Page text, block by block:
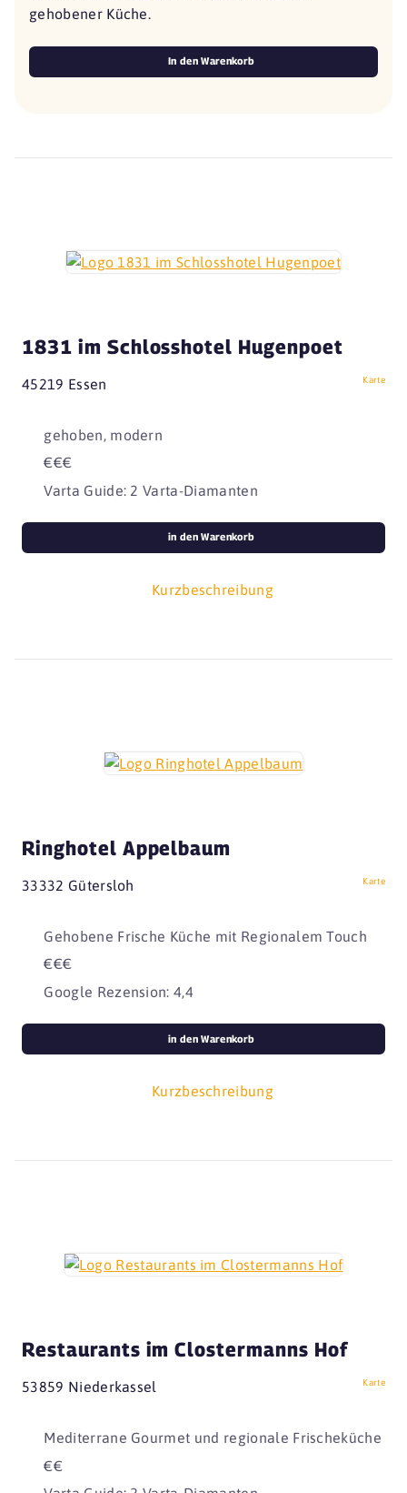
gehobener Küche.
In den Warenkorb
1831 im Schlosshotel Hugenpoet
45219 Essen Karte
gehoben, modern
€€€
Varta Guide: 2 Varta-Diamanten
Kurzbeschreibung
in den Warenkorb
Ringhotel Appelbaum
33332 Gütersloh Karte
Gehobene Frische Küche mit Regionalem Touch
€€€
Google Rezension: 4,4
Kurzbeschreibung
in den Warenkorb
Restaurants im Clostermanns Hof
53859 Niederkassel Karte
Mediterrane Gourmet und regionale Frischeküche
€€